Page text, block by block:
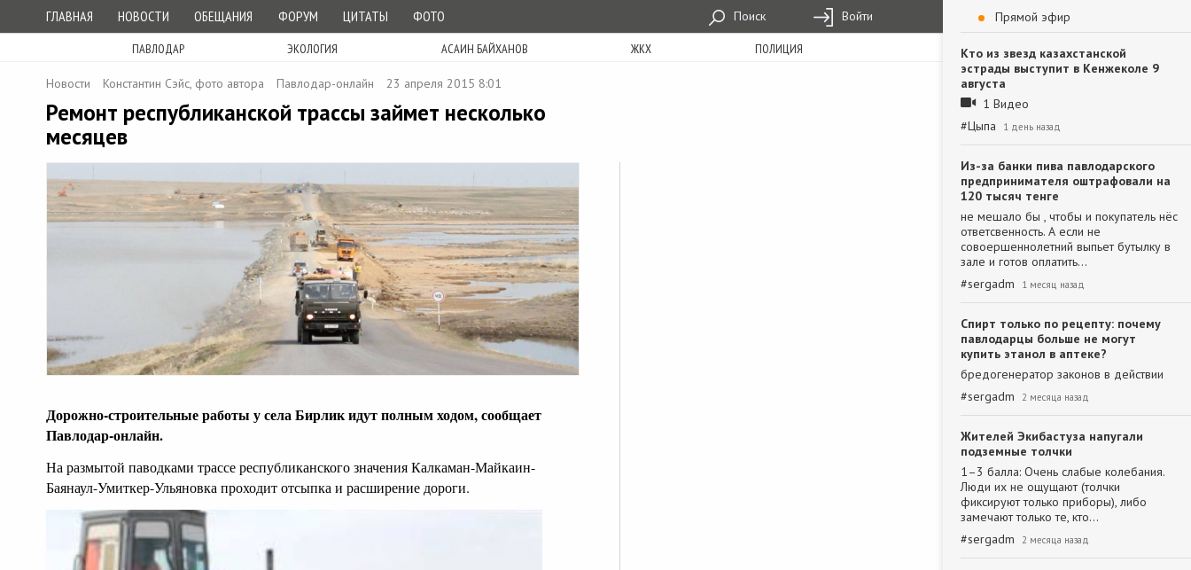
ГЛАВНАЯ НОВОСТИ ОБЕЩАНИЯ ФОРУМ ЦИТАТЫ ФОТО Поиск Войти
ПАВЛОДАР ЭКОЛОГИЯ АСАИН БАЙХАНОВ ЖКХ ПОЛИЦИЯ
Новости Константин Сэйс, фото автора Павлодар-онлайн 23 апреля 2015 8:01
Ремонт республиканской трассы займет несколько
месяцев
Дорожно-строительные работы у села Бирлик идут полным ходом, сообщает
Павлодар-онлайн.
На размытой паводками трассе республиканского значения Калкаман-Майкаин-
Баянаул-Умиткер-Ульяновка проходит отсыпка и расширение дороги.
Прямой эфир
Кто из звезд казахстанской
эстрады выступит в Кенжеколе 9
августа
1 Видео
#Цыпа 1 день назад
Из-за банки пива павлодарского
предпринимателя оштрафовали на
120 тысяч тенге
не мешало бы , чтобы и покупатель нёс
ответсвенность. А если не
совоершеннолетний выпьет бутылку в
зале и готов оплатить…
#sergadm 1 месяц назад
Спирт только по рецепту: почему
павлодарцы больше не могут
купить этанол в аптеке?
бредогенератор законов в действии
#sergadm 2 месяца назад
Жителей Экибастуза напугали
подземные толчки
1–3 балла: Очень слабые колебания.
Люди их не ощущают (толчки
фиксируют только приборы), либо
замечают только те, кто…
#sergadm 2 месяца назад